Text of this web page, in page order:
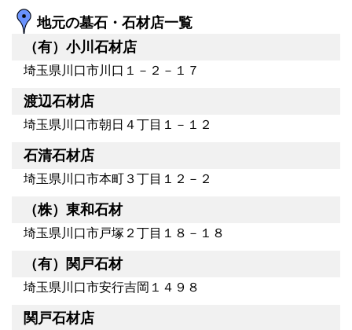
地元の墓石・石材店一覧
（有）小川石材店
埼玉県川口市川口１－２－１７
渡辺石材店
埼玉県川口市朝日４丁目１－１２
石清石材店
埼玉県川口市本町３丁目１２－２
（株）東和石材
埼玉県川口市戸塚２丁目１８－１８
（有）関戸石材
埼玉県川口市安行吉岡１４９８
関戸石材店